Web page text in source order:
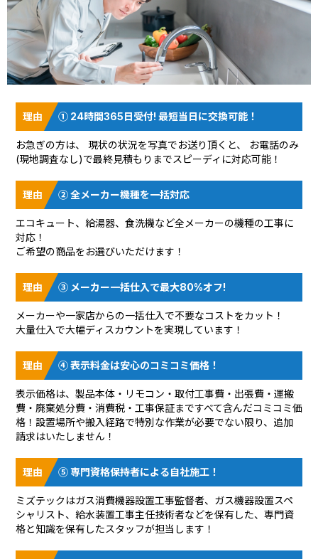
① 24時間365日受付! 最短当日に交換可能！
お急ぎの方は、 現状の状況を写真でお送り頂く と、 お電話のみ
(現地調査なし)で最終見積もりまでスピーディに対応可能！
② 全メーカー機種を一括対応
エコキュート、給湯器、食洗機など全メーカーの機種の工事に
対応！
ご希望の商品をお選びいただけます！
③ メーカー一括仕入で最大80%オフ!
メーカーや一家店からの一括仕入で不要なコストをカット！
大量仕入で大幅ディスカウントを実現しています！
④ 表示料金は安心のコミコミ価格！
表示価格は、製品本体・リモコン・取付工事費・出張費・運搬
費・廃棄処分費・消費税・工事保証まですべて含んだコミコミ価
格！設置場所や搬入経路で特別な作業が必要でない限り、追加
請求はいたしません！
⑤ 専門資格保持者による自社施工！
ミズテックはガス消費機器設置工事監督者、ガス機器設置スペ
シャリスト、給水装置工事主任技術者などを保有した、専門資
格と知識を保有したスタッフが担当します！